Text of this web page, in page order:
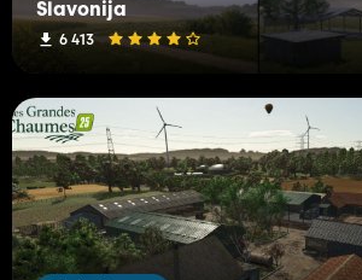
Slavonija
6 413